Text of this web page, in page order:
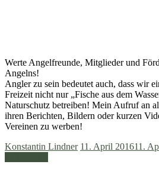
Werte Angelfreunde, Mitglieder und
Angelns!
Angler zu sein bedeutet auch, dass wir
Freizeit nicht nur „Fische aus dem
Naturschutz betreiben! Mein Aufruf an
ihren Berichten, Bildern oder kurzen
Vereinen zu werben!
Konstantin Lindner 11. April 201611.